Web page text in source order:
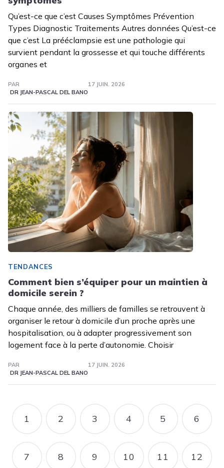
Qu’est-ce que c’est Causes Symptômes Prévention
Types Diagnostic Traitements Autres données Qu’est-ce
que c’est La prééclampsie est une pathologie qui
survient pendant la grossesse et qui touche différents
organes et
PAR
DR JEAN-PASCAL DEL BANO
17 JUIN. 2026
TENDANCES
Comment bien s’équiper pour un maintien à
domicile serein ?
Chaque année, des milliers de familles se retrouvent à
organiser le retour à domicile d’un proche après une
hospitalisation, ou à adapter progressivement son
logement face à la perte d’autonomie. Choisir
PAR
DR JEAN-PASCAL DEL BANO
17 JUIN. 2026
Pagination
PAGE
1 PAGE
2 PAGE
3 PAGE
4 PAGE
5 PAGE
6
PAGE
7 PAGE
8 PAGE
9 PAGE
10 PAGE
11 PAGE
12